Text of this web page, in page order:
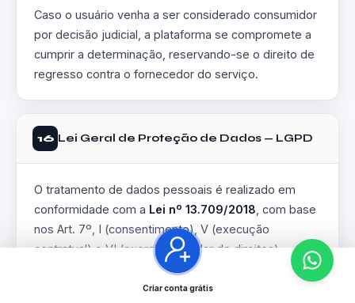
Criar conta grátis
Caso o usuário venha a ser considerado consumidor
por decisão judicial, a plataforma se compromete a
cumprir a determinação, reservando-se o direito de
regresso contra o fornecedor do serviço.
16 Lei Geral de Proteção de Dados — LGPD
O tratamento de dados pessoais é realizado em
conformidade com a Lei nº 13.709/2018 , com base
nos Art. 7º, I (consentimento), V (execução
contratual) e VI (exercício regular de direitos).
Direitos garantidos ao usuário (Art. 18):